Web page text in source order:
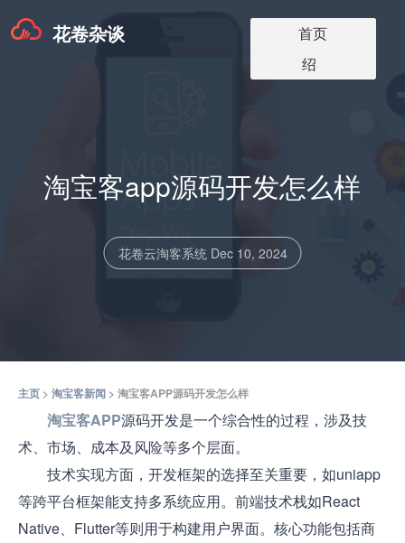
关于我们
淘宝客博客
淘宝客软件更
新
淘宝客app版本
价格
淘宝客app介
绍
首页
花卷杂谈
淘宝客app源码开发怎么样
花卷云淘客系统 Dec 10, 2024
主页 > 淘宝客新闻 > 淘宝客APP源码开发怎么样
淘宝客APP源码开发是一个综合性的过程，涉及技
术、市场、成本及风险等多个层面。
技术实现方面，开发框架的选择至关重要，如uniapp
等跨平台框架能支持多系统应用。前端技术栈如React
Native、Flutter等则用于构建用户界面。核心功能包括商